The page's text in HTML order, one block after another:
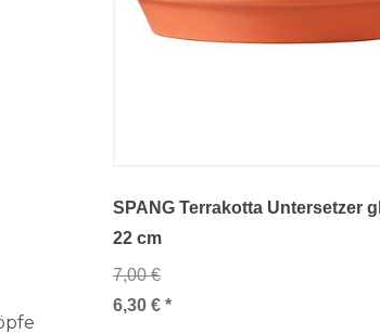
SPANG Terrakotta Untersetzer
22 cm
7,00 €
6,30 € *